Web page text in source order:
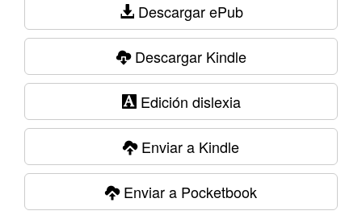
Descargar ePub
Descargar Kindle
Edición dislexia
Enviar a Kindle
Enviar a Pocketbook